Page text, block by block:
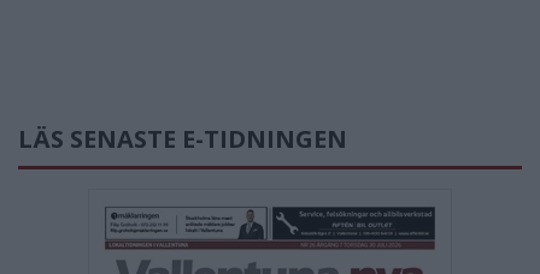
LÄS SENASTE E-TIDNINGEN